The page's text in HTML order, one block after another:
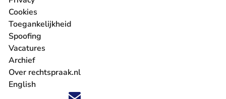
Volg ons op X (Twitter) - U verlaat Rechtspraak.nl
Volg ons op Facebook - U verlaat Rechtspraak.nl
Volg ons op Instagram - U verlaat Rechtspraak.nl
Volg ons op Youtube - U verlaat Rechtspraak.nl
Volg ons op LinkedIn - U verlaat
'Blijf op de hoogte' nieuwsbrief - U verlaat
Cookies
Toegankelijkheid
Spoofing
Vacatures
- U verlaat Rechtspraak.nl
Archief
Over rechtspraak.nl
English